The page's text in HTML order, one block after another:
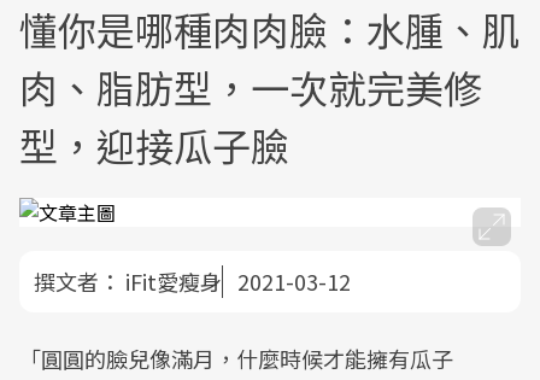
懂你是哪種肉肉臉：水腫、肌
肉、脂肪型，一次就完美修
型，迎接瓜子臉
撰文者： iFit愛瘦身 2021-03-12
「圓圓的臉兒像滿月，什麼時候才能擁有瓜子